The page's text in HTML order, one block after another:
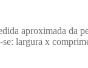
aproximada da
largura x